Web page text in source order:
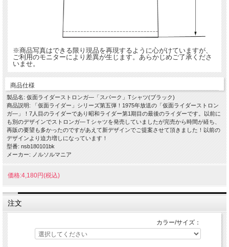
※商品写真はできる限り現品を再現するように心がけていますが、
ご利用のモニターにより差異が生じます。あらかじめご了承くださ
いませ。
商品仕様
製品名: 仮面ライダーストロンガ―「スパーク」Tシャツ(ブラック)
商品説明: 「仮面ライダー」シリーズ第五弾！1975年放送の「仮面ライダーストロン
ガ―」！7人目のライダーであり昭和ライダー第1期目の最後のライダーです。以前に
も別のデザインでストロンガ―Ｔシャツを発売していましたが完売から時間が経ち、
再販の要望も多かったのですがあえて新デザインでご提案させて頂きました！以前の
デザインより迫力増しになっています！
型番: nsb180101bk
メーカー: ノルソルマニア
価格:4,180円(税込)
注文
カラー/サイズ：